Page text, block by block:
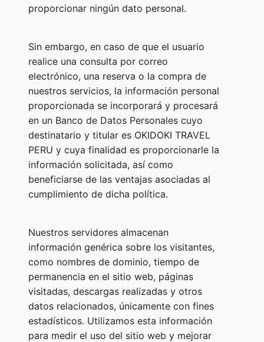
proporcionar ningún dato personal.
Sin embargo, en caso de que el usuario
realice una consulta por correo
electrónico, una reserva o la compra de
nuestros servicios, la información personal
proporcionada se incorporará y procesará
en un Banco de Datos Personales cuyo
destinatario y titular es OKIDOKI TRAVEL
PERU y cuya finalidad es proporcionarle la
información solicitada, así como
beneficiarse de las ventajas asociadas al
cumplimiento de dicha política.
Nuestros servidores almacenan
información genérica sobre los visitantes,
como nombres de dominio, tiempo de
permanencia en el sitio web, páginas
visitadas, descargas realizadas y otros
datos relacionados, únicamente con fines
estadísticos. Utilizamos esta información
para medir el uso del sitio web y mejorar